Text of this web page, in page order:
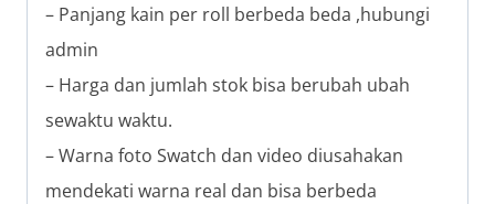
– Panjang kain per roll berbeda beda ,hubungi
admin
– Harga dan jumlah stok bisa berubah ubah
sewaktu waktu.
– Warna foto Swatch dan video diusahakan
mendekati warna real dan bisa berbeda